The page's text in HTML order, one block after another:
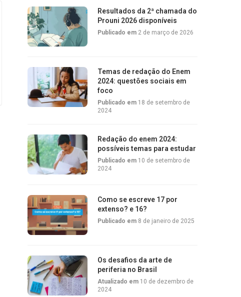
Resultados da 2ª chamada do
Prouni 2026 disponíveis
Publicado em 2 de março de 2026
Temas de redação do Enem
2024: questões sociais em
foco
Publicado em 18 de setembro de
2024
Redação do enem 2024:
possíveis temas para estudar
Publicado em 10 de setembro de
2024
Como se escreve 17 por
extenso? e 16?
Publicado em 8 de janeiro de 2025
Os desafios da arte de
periferia no Brasil
Atualizado em 10 de dezembro de
2024